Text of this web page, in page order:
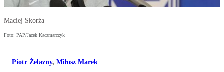
Maciej Skorża
Foto: PAP/Jacek Kaczmarczyk
Piotr Żelazny, Miłosz Marek